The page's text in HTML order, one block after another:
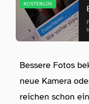
KOSTENLOS
Bessere Fotos
neue Kamera
reichen schon